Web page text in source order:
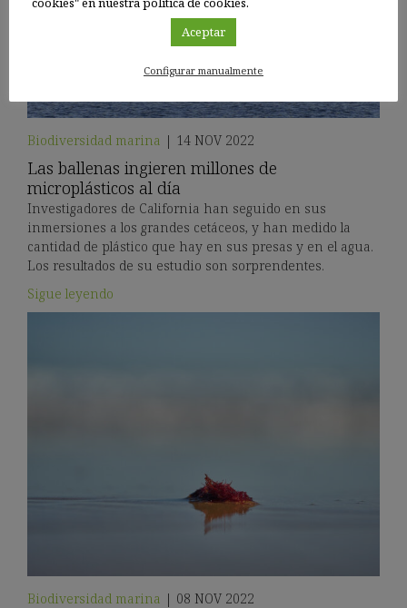
Biodiversidad marina | 14 NOV 2022
Las ballenas ingieren millones de
microplásticos al día
Investigadores de California han seguido en sus
inmersiones a los grandes cetáceos, y han medido la
cantidad de plástico que hay en sus presas y en el agua.
Los resultados de su estudio son sorprendentes.
Sigue leyendo
Biodiversidad marina | 08 NOV 2022
Aceptar
Configurar manualmente